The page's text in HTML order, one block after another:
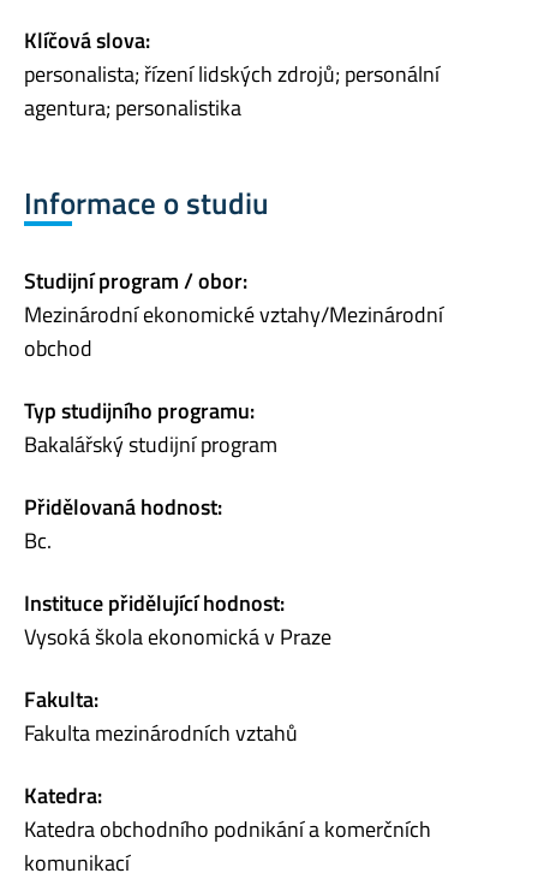
Klíčová slova:
personalista; řízení lidských zdrojů; personální
agentura; personalistika
Informace o studiu
Studijní program / obor:
Mezinárodní ekonomické vztahy/Mezinárodní
obchod
Typ studijního programu:
Bakalářský studijní program
Přidělovaná hodnost:
Bc.
Instituce přidělující hodnost:
Vysoká škola ekonomická v Praze
Fakulta:
Fakulta mezinárodních vztahů
Katedra:
Katedra obchodního podnikání a komerčních
komunikací